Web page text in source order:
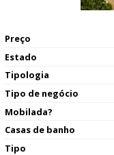
Preço
Estado
Tipologia
Tipo de negócio
Mobilada?
Casas de banho
Tipo